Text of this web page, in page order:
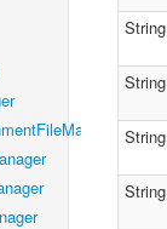
String
String
String
String